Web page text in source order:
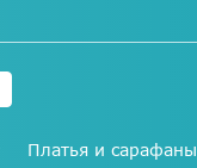
Платья и сарафаны